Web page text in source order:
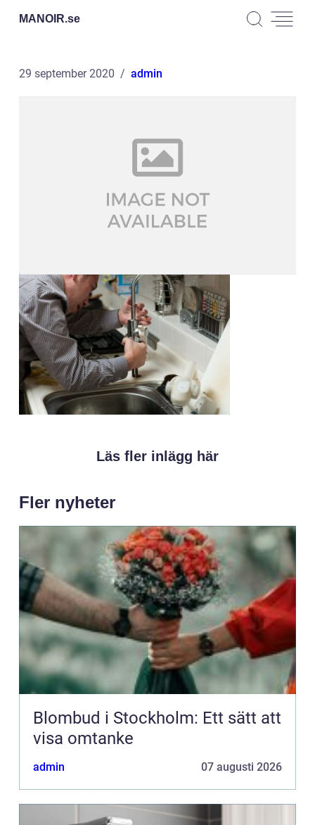
MANOIR.se
29 september 2020 admin
Läs fler inlägg här
Fler nyheter
Blombud i Stockholm: Ett sätt att
visa omtanke
admin 07 augusti 2026